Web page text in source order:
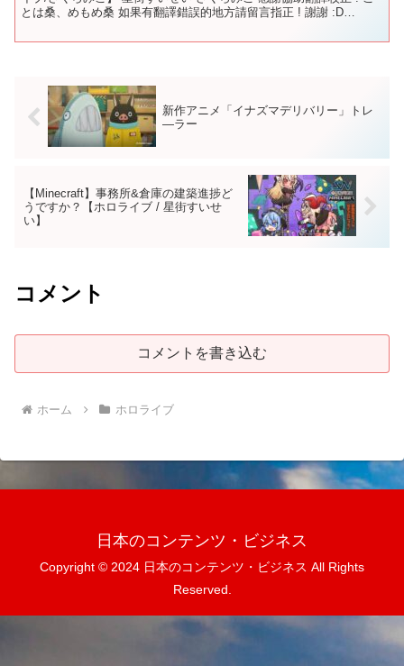
とは桑、めもめ桑 如果有翻譯錯誤的地方請留言指正 ! 謝謝 :D
新作アニメ「イナズマデリバリー」トレ
―ラー
【Minecraft】事務所&倉庫の建築進捗ど
うですか？【ホロライブ / 星街すいせ
い】
コメント
コメントを書き込む
ホーム ホロライブ
日本のコンテンツ・ビジネス
Copyright © 2024 日本のコンテンツ・ビジネス All Rights
Reserved.